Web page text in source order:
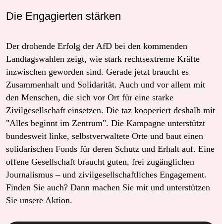
Die Engagierten stärken
Der drohende Erfolg der AfD bei den kommenden
Landtagswahlen zeigt, wie stark rechtsextreme Kräfte
inzwischen geworden sind. Gerade jetzt braucht es
Zusammenhalt und Solidarität. Auch und vor allem mit
den Menschen, die sich vor Ort für eine starke
Zivilgesellschaft einsetzen. Die taz kooperiert deshalb mit
"Alles beginnt im Zentrum". Die Kampagne unterstützt
bundesweit linke, selbstverwaltete Orte und baut einen
solidarischen Fonds für deren Schutz und Erhalt auf. Eine
offene Gesellschaft braucht guten, frei zugänglichen
Journalismus – und zivilgesellschaftliches Engagement.
Finden Sie auch? Dann machen Sie mit und unterstützen
Sie unsere Aktion.